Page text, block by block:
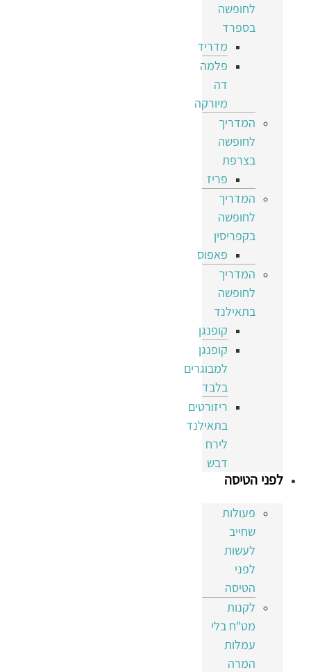
לחופשה
בספרד
מדריד
פלמה
דה
מיורקה
המדריך
לחופשה
בצרפת
פריז
המדריך
לחופשה
בקפריסין
פאפוס
המדריך
לחופשה
בתאילנד
קופנגן
קופנגן
למבוגרים
בלבד
ריזורטים
בתאילנד
לירח
דבש
לפני הטיסה
פעולות
שחייב
לעשות
לפני
הטיסה
לקנות
מט"ח בלי
עמלות
המרה